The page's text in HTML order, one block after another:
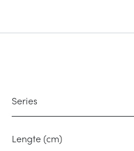
Series
Lengte (cm)